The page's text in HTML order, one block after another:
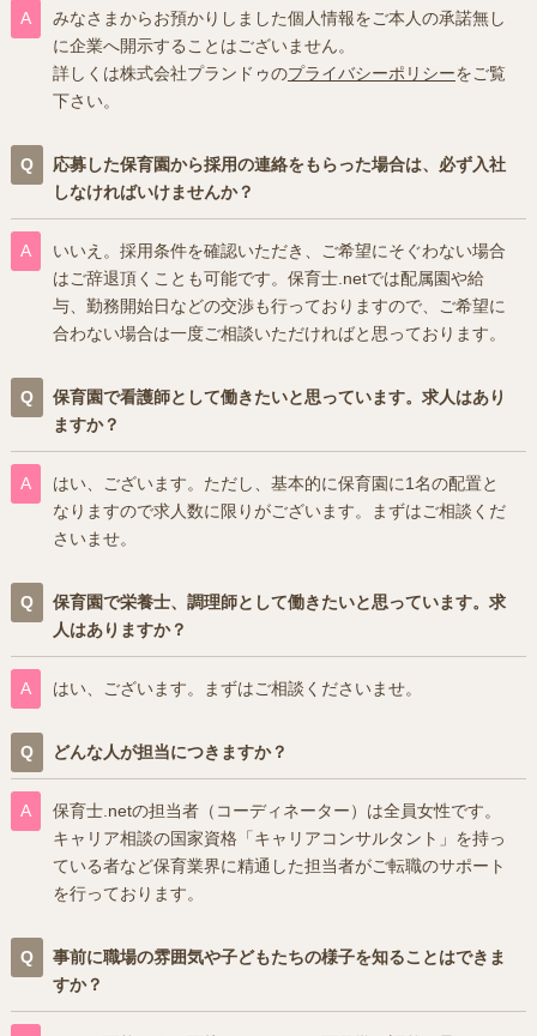
みなさまからお預かりしました個人情報をご本人の承諾無し
に企業へ開示することはございません。
詳しくは株式会社プランドゥのプライバシーポリシーをご覧
下さい。
応募した保育園から採用の連絡をもらった場合は、必ず入社
しなければいけませんか？
いいえ。採用条件を確認いただき、ご希望にそぐわない場合
はご辞退頂くことも可能です。保育士.netでは配属園や給
与、勤務開始日などの交渉も行っておりますので、ご希望に
合わない場合は一度ご相談いただければと思っております。
保育園で看護師として働きたいと思っています。求人はあり
ますか？
はい、ございます。ただし、基本的に保育園に1名の配置と
なりますので求人数に限りがございます。まずはご相談くだ
さいませ。
保育園で栄養士、調理師として働きたいと思っています。求
人はありますか？
はい、ございます。まずはご相談くださいませ。
どんな人が担当につきますか？
保育士.netの担当者（コーディネーター）は全員女性です。
キャリア相談の国家資格「キャリアコンサルタント」を持っ
ている者など保育業界に精通した担当者がご転職のサポート
を行っております。
事前に職場の雰囲気や子どもたちの様子を知ることはできま
すか？